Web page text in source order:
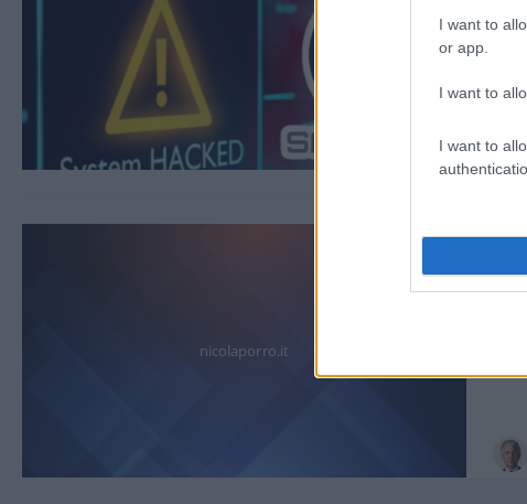
I want to
or app.
I want to
I want to
nicolaporro.it